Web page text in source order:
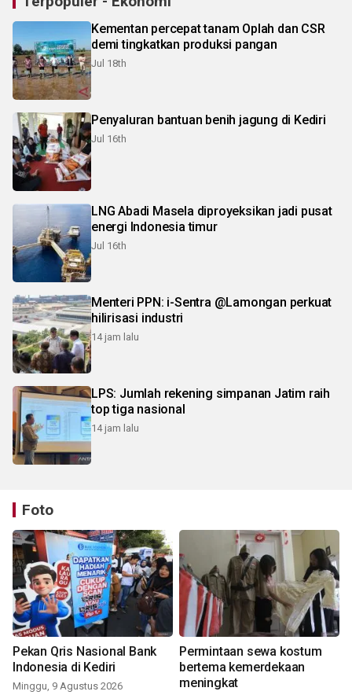
Kementan percepat tanam Oplah dan CSR
demi tingkatkan produksi pangan
Jul 18th
Penyaluran bantuan benih jagung di Kediri
Jul 16th
LNG Abadi Masela diproyeksikan jadi pusat
energi Indonesia timur
Jul 16th
Menteri PPN: i-Sentra @Lamongan perkuat
hilirisasi industri
14 jam lalu
LPS: Jumlah rekening simpanan Jatim raih
top tiga nasional
14 jam lalu
Foto
Pekan Qris Nasional Bank
Indonesia di Kediri
Minggu, 9 Agustus 2026
Permintaan sewa kostum
bertema kemerdekaan
meningkat